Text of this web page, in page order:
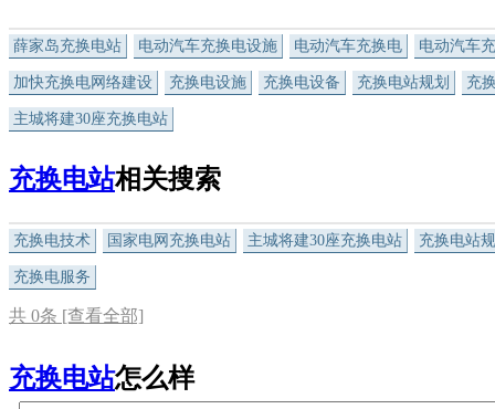
薛家岛充换电站 电动汽车充换电设施 电动汽车充换电 电动汽车
加快充换电网络建设 充换电设施 充换电设备 充换电站规划 充
主城将建30座充换电站
充换电站相关搜索
充换电技术 国家电网充换电站 主城将建30座充换电站 充换电站
充换电服务
共 0条 [查看全部]
充换电站怎么样